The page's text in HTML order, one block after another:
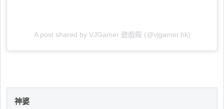
A post shared by VJGamer 遊戲殿 (@vjgamer.hk)
神婆